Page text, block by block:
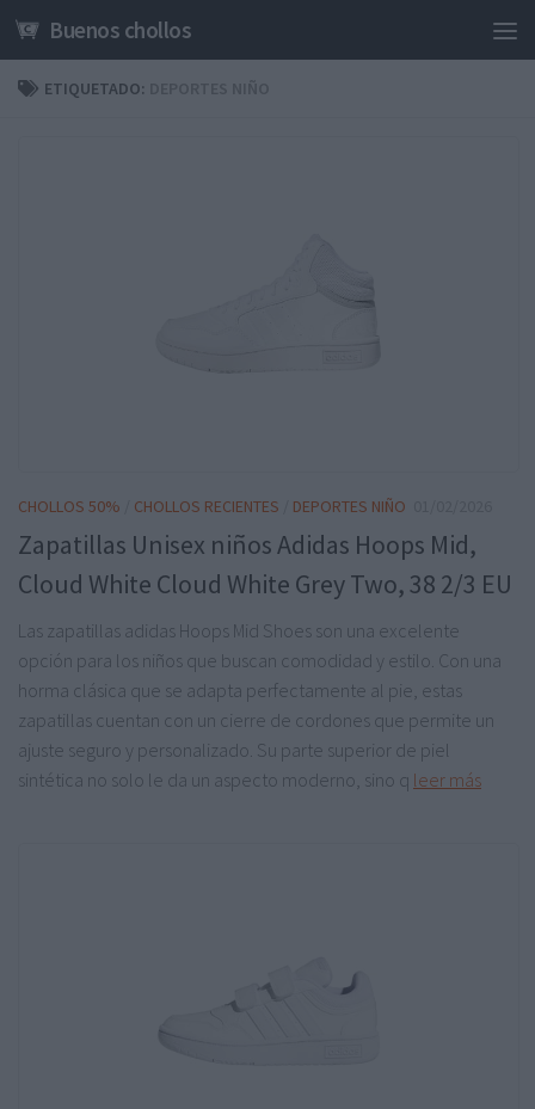
Saltar al contenido
Buenos chollos
ETIQUETADO:
CHOLLOS 50% CHOLLOS RECIENTES DEPORTES NIÑO
Zapatillas Unisex niños Adidas Hoops Mid,
Cloud White Cloud White Grey Two, 38 2/3 EU
Las zapatillas adidas Hoops Mid Shoes son una excelente
opción para los niños que buscan comodidad y estilo. Con una
horma clásica que se adapta perfectamente al pie, estas
zapatillas cuentan con un cierre de cordones que permite un
ajuste seguro y personalizado. Su parte superior de piel
sintética no solo le da un aspecto moderno, sino q leer más